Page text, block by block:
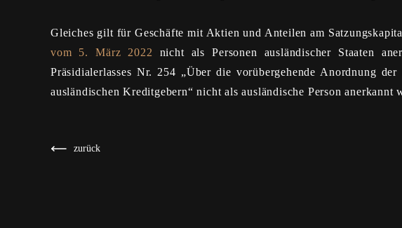
Gleiches gilt für Geschäfte mit Aktien und Anteilen am
vom 5. März 2022 nicht als Personen ausländischer Staaten
Präsidialerlasses Nr. 254 „Über die vorübergehende Anordnung
ausländischen Kreditgebern“ nicht als ausländische Person
zurück